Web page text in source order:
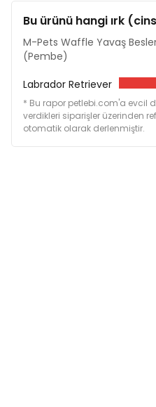
Bu ürünü hangi ırk
M-Pets Waffle Yavaş
(Pembe)
Labrador Retriever
* Bu rapor petlebi.com'a evcil
verdikleri siparişler üzerinden
otomatik olarak derlenmiştir.